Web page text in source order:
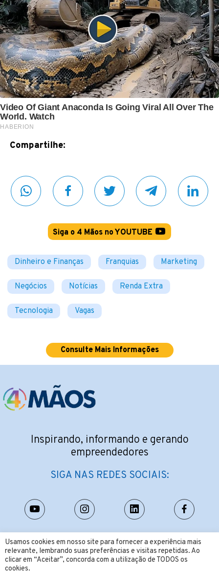
Compartilhe:
Siga o 4 Mãos no YOUTUBE
Dinheiro e Finanças Franquias Marketing
Negócios Notícias Renda Extra
Tecnologia Vagas
Consulte Mais Informações
Usamos cookies em nosso site para fornecer a experiência mais
relevante, lembrando suas preferências e visitas repetidas. Ao
clicar em “Aceitar”, concorda com a utilização de TODOS os
cookies.
Inspirando, informando e gerando
empreendedores
SIGA NAS REDES SOCIAIS:
CONTATO:
contato@4maos.com.br